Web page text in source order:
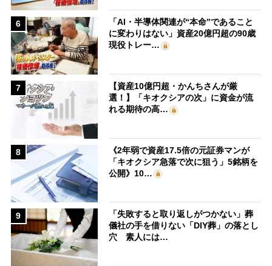
6
「AI・半導体関連が“本命”であること
に変わりはない」資産20億円超の90歳
現役トレー…
7
【資産10億円超・かんちさんが厳
選！】「キオクシアの次」に資金が流
れる期待の高…
8
《2年弱で資産17.5倍の元証券マンが
「キオクシア急落で次に狙う」5銘柄を
公開》10…
9
「失敗すると取り返しがつかない」葬
儀社の手を借りない「DIY葬」の落とし
穴 素人には…